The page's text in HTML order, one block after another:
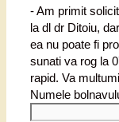
- Am primit
la dl dr Ditoiu,
ea nu poate fi
sunati va rog la
rapid. Va
Numele